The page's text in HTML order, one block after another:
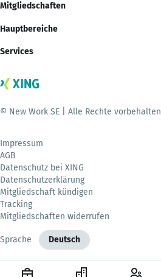
Mitgliedschaften
Hauptbereiche
Services
© New Work SE | Alle Rechte vorbehalten
Impressum
AGB
Datenschutz bei XING
Datenschutzerklärung
Mitgliedschaft kündigen
Tracking
Mitgliedschaften widerrufen
Sprache Deutsch